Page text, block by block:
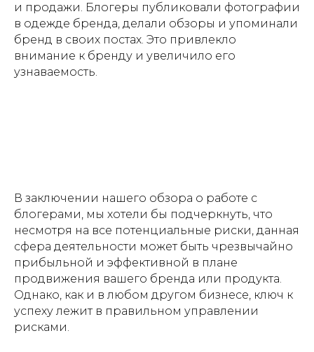
и продажи. Блогеры публиковали фотографии
в одежде бренда, делали обзоры и упоминали
бренд в своих постах. Это привлекло
внимание к бренду и увеличило его
узнаваемость.
В заключении нашего обзора о работе с
блогерами, мы хотели бы подчеркнуть, что
несмотря на все потенциальные риски, данная
сфера деятельности может быть чрезвычайно
прибыльной и эффективной в плане
продвижения вашего бренда или продукта.
Однако, как и в любом другом бизнесе, ключ к
успеху лежит в правильном управлении
рисками.